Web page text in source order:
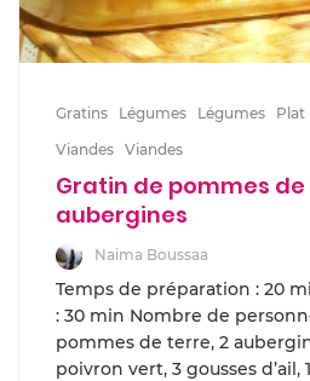
Gratins Légumes Légumes Plat
Viandes Viandes
Gratin de pommes
aubergines
Naima Boussaa
Temps de préparation : 20
: 30 min Nombre de
pommes de terre, 2
poivron vert, 3 gousses d’ail,